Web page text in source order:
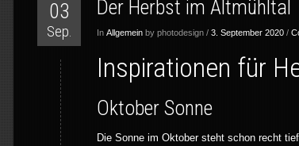
03
Sep.
Der Herbst im Altmühltal
In Allgemein by photodesign / 3. September 2020 /
Inspirationen für
Oktober Sonne
Die Sonne im Oktober steht schon recht